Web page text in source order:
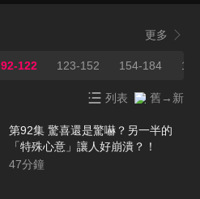
更多
92-122 123-152 154-184
列表 舊→新
第92集 驚喜還是驚嚇？另一半的
「特殊心意」讓人好崩潰？！
47分鐘